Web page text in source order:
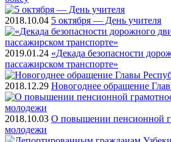
2018.10.04 5 октября — День учителя
2019.01.24 «Декада безопасности
пассажирском транспорте»
2018.12.29 Новогоднее обращение
2018.10.03 О повышении пенсионной
молодежи